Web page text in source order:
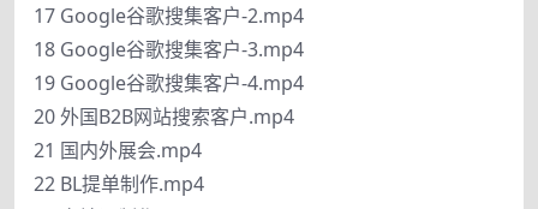
17 Google谷歌搜集客户-2.mp4
18 Google谷歌搜集客户-3.mp4
19 Google谷歌搜集客户-4.mp4
20 外国B2B网站搜索客户.mp4
21 国内外展会.mp4
22 BL提单制作.mp4